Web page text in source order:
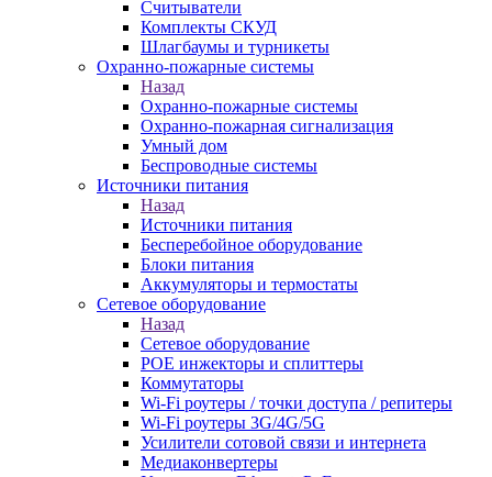
Считыватели
Комплекты СКУД
Шлагбаумы и турникеты
Охранно-пожарные системы
Назад
Охранно-пожарные системы
Охранно-пожарная сигнализация
Умный дом
Беспроводные системы
Источники питания
Назад
Источники питания
Бесперебойное оборудование
Блоки питания
Аккумуляторы и термостаты
Сетевое оборудование
Назад
Сетевое оборудование
POE инжекторы и сплиттеры
Коммутаторы
Wi-Fi роутеры / точки доступа / репитеры
Wi-Fi роутеры 3G/4G/5G
Усилители сотовой связи и интернета
Медиаконвертеры